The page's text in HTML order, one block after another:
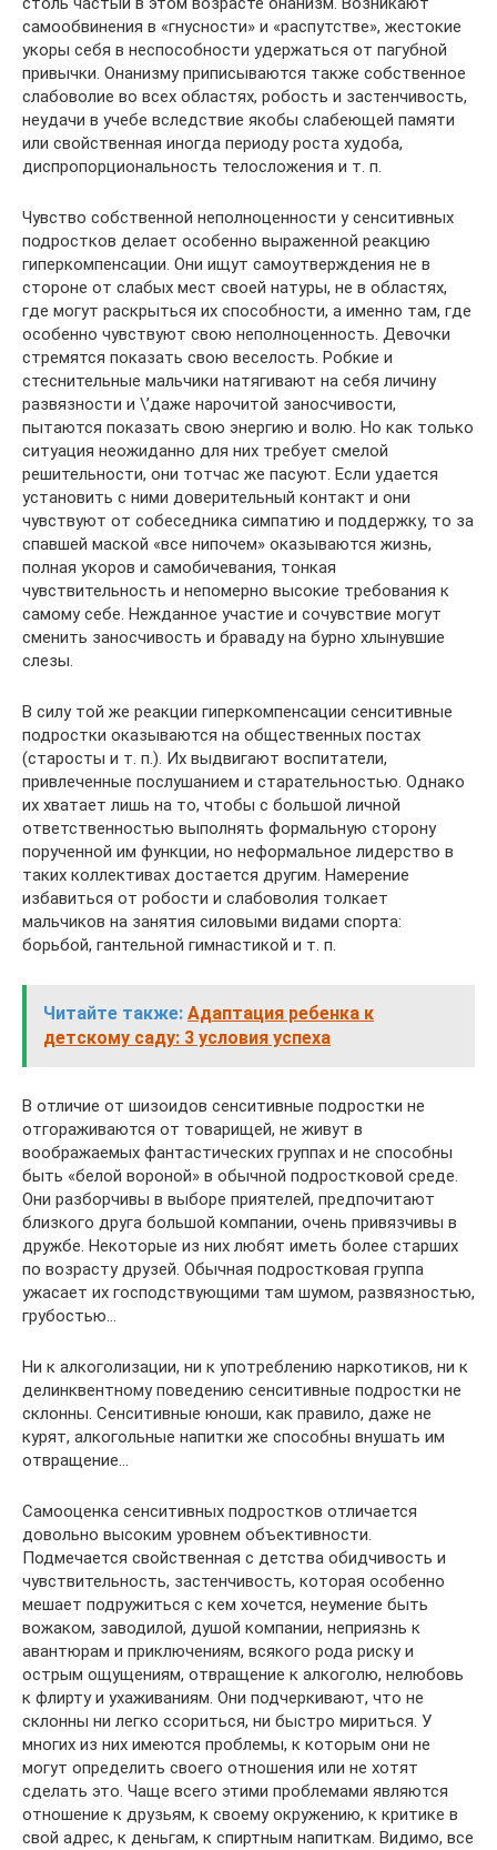
самообвинения в «гнусности» и «распутстве», жестокие
укоры себя в неспособности удержаться от пагубной
привычки. Онанизму приписываются также собственное
слабоволие во всех областях, робость и застенчивость,
неудачи в учебе вследствие якобы слабеющей памяти
или свойственная иногда периоду роста худоба,
диспропорциональность телосложения и т. п.
Чувство собственной неполноценности у сенситивных
подростков делает особенно выраженной реакцию
гиперкомпенсации. Они ищут самоутверждения не в
стороне от слабых мест своей натуры, не в областях,
где могут раскрыться их способности, а именно там, где
особенно чувствуют свою неполноценность. Девочки
стремятся показать свою веселость. Робкие и
стеснительные мальчики натягивают на себя личину
развязности и \’даже нарочитой заносчивости,
пытаются показать свою энергию и волю. Но как только
ситуация неожиданно для них требует смелой
решительности, они тотчас же пасуют. Если удается
установить с ними доверительный контакт и они
чувствуют от собеседника симпатию и поддержку, то за
спавшей маской «все нипочем» оказываются жизнь,
полная укоров и самобичевания, тонкая
чувствительность и непомерно высокие требования к
самому себе. Нежданное участие и сочувствие могут
сменить заносчивость и браваду на бурно хлынувшие
слезы.
В силу той же реакции гиперкомпенсации сенситивные
подростки оказываются на общественных постах
(старосты и т. п.). Их выдвигают воспитатели,
привлеченные послушанием и старательностью. Однако
их хватает лишь на то, чтобы с большой личной
ответственностью выполнять формальную сторону
порученной им функции, но неформальное лидерство в
таких коллективах достается другим. Намерение
избавиться от робости и слабоволия толкает
мальчиков на занятия силовыми видами спорта:
борьбой, гантельной гимнастикой и т. п.
Читайте также: Адаптация ребенка к
детскому саду: 3 условия успеха
В отличие от шизоидов сенситивные подростки не
отгораживаются от товарищей, не живут в
воображаемых фантастических группах и не способны
быть «белой вороной» в обычной подростковой среде.
Они разборчивы в выборе приятелей, предпочитают
близкого друга большой компании, очень привязчивы в
дружбе. Некоторые из них любят иметь более старших
по возрасту друзей. Обычная подростковая группа
ужасает их господствующими там шумом, развязностью,
грубостью…
Ни к алкоголизации, ни к употреблению наркотиков, ни к
делинквентному поведению сенситивные подростки не
склонны. Сенситивные юноши, как правило, даже не
курят, алкогольные напитки же способны внушать им
отвращение…
Самооценка сенситивных подростков отличается
довольно высоким уровнем объективности.
Подмечается свойственная с детства обидчивость и
чувствительность, застенчивость, которая особенно
мешает подружиться с кем хочется, неумение быть
вожаком, заводилой, душой компании, неприязнь к
авантюрам и приключениям, всякого рода риску и
острым ощущениям, отвращение к алкоголю, нелюбовь
к флирту и ухаживаниям. Они подчеркивают, что не
склонны ни легко ссориться, ни быстро мириться. У
многих из них имеются проблемы, к которым они не
могут определить своего отношения или не хотят
сделать это. Чаще всего этими проблемами являются
отношение к друзьям, к своему окружению, к критике в
свой адрес, к деньгам, к спиртным напиткам. Видимо, все